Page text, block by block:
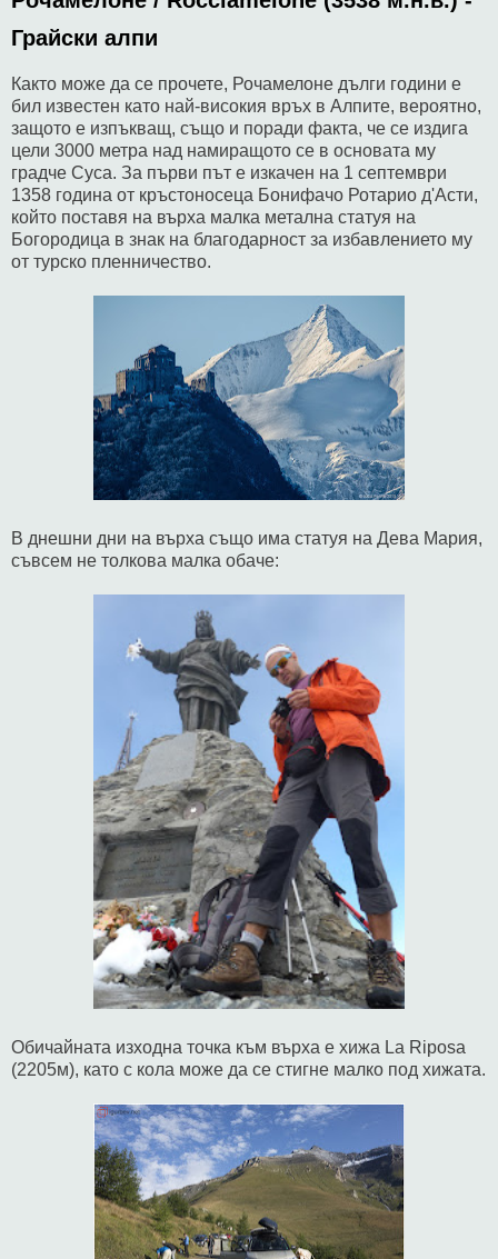
Грайски алпи
Както може да се прочете, Рочамелоне дълги години е
бил известен като най-високия връх в Алпите, вероятно,
защото е изпъкващ, също и поради факта, че се издига
цели 3000 метра над намиращото се в основата му
градче Суса. За първи път е изкачен на 1 септември
1358 година от кръстоносеца Бонифачо Ротарио д'Асти,
който поставя на върха малка метална статуя на
Богородица в знак на благодарност за избавлението му
от турско пленничество.
В днешни дни на върха също има статуя на Дева Мария,
съвсем не толкова малка обаче:
Обичайната изходна точка към върха е хижа La Riposa
(2205м), като с кола може да се стигне малко под хижата.